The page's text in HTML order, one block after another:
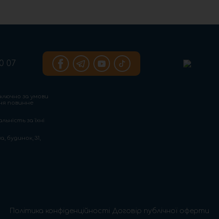
07
за умови
повинне
за їхні
будинок, 31,
Політика конфіденційності Договір публічної оферти